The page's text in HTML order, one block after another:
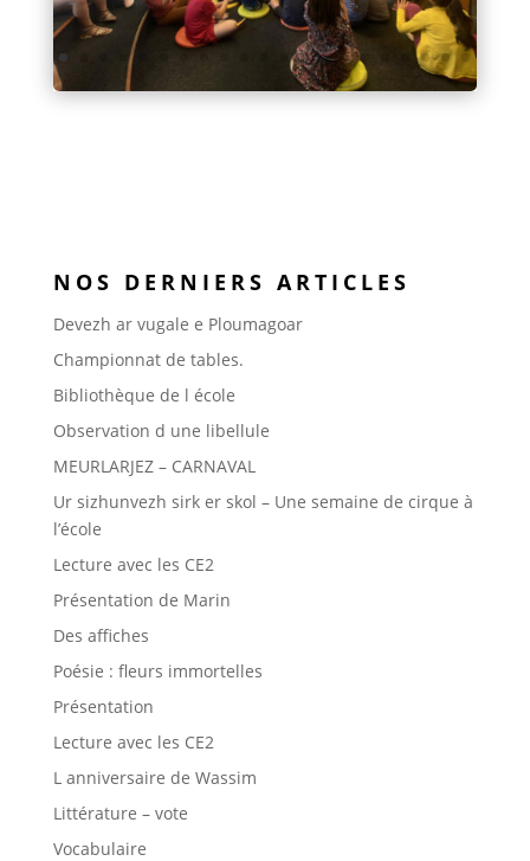
NOS DERNIERS ARTICLES
Devezh ar vugale e Ploumagoar
Championnat de tables.
Bibliothèque de l école
Observation d une libellule
MEURLARJEZ – CARNAVAL
Ur sizhunvezh sirk er skol – Une semaine de cirque à
l’école
Lecture avec les CE2
Présentation de Marin
Des affiches
Poésie : fleurs immortelles
Présentation
Lecture avec les CE2
L anniversaire de Wassim
Littérature – vote
Vocabulaire